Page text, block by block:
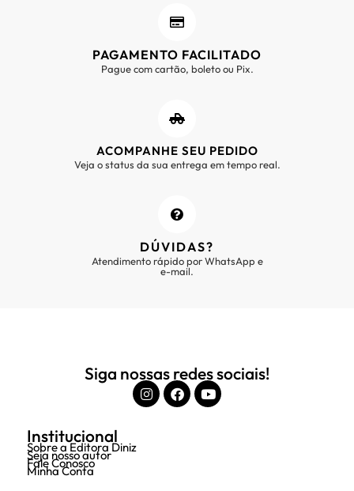
PAGAMENTO FACILITADO
Pague com cartão, boleto ou Pix.
ACOMPANHE SEU PEDIDO
Veja o status da sua entrega em tempo real.
DÚVIDAS?
Atendimento rápido por WhatsApp e
e-mail.
Siga nossas redes sociais!
Institucional
Sobre a Editora Diniz
Seja nosso autor
Fale Conosco
Minha Conta